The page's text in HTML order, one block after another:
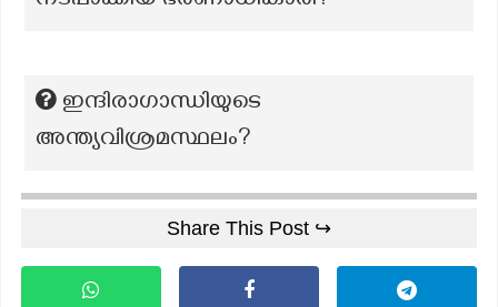
ഇന്ദിരാഗാന്ധിയുടെ
അന്ത്യവിശ്രമസ്ഥലം?
Share This Post ↪